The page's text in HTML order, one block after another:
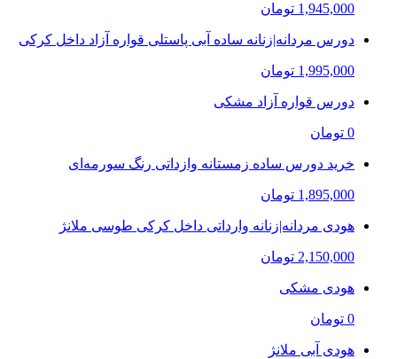
1,945,000 تومان
دورس مردانه|زنانه ساده آبی پاستلی قواره آزاد داخل کرکی
1,995,000 تومان
دورس قواره آزاد مشکی
0 تومان
خرید دورس ساده زمستانه وازداتی رنگ سورمه‌ای
1,895,000 تومان
هودی مردانه|زنانه وارداتی داخل کرکی طوسی ملانژ
2,150,000 تومان
هودی مشکی
0 تومان
هودی آبی ملانژ